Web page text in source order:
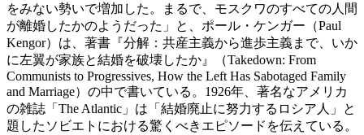
をみない勢いで増加した。まるで、モスクワのすべての人間
が離婚したかのようだった」と、ポール・ケンガー（Paul
Kengor）は、著書『分解：共産主義から進歩主義まで、いか
に左翼が家族と結婚を破壊したか』（Takedown: From
Communists to Progressives, How the Left Has Sabotaged Family
and Marriage）の中で書いている。1926年、著名なアメリカ
の雑誌「The Atlantic」は「結婚廃止に努力するロシア人」と
題したソビエトにおける驚くべきエピソードを伝えている。